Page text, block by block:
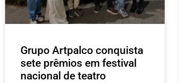
Grupo Artpalco conquista
sete prêmios em festival
nacional de teatro